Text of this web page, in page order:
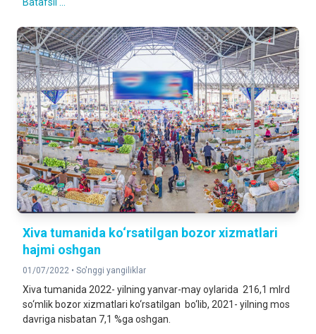
Xiva tumanida ko‘rsatilgan bozor xizmatlari
hajmi oshgan
01/07/2022 • So'nggi yangiliklar
Xiva tumanida 2022- yilning yanvar-may oylarida 216,1 mlrd
so‘mlik bozor xizmatlari ko‘rsatilgan bo‘lib, 2021- yilning mos
davriga nisbatan 7,1 %ga oshgan.